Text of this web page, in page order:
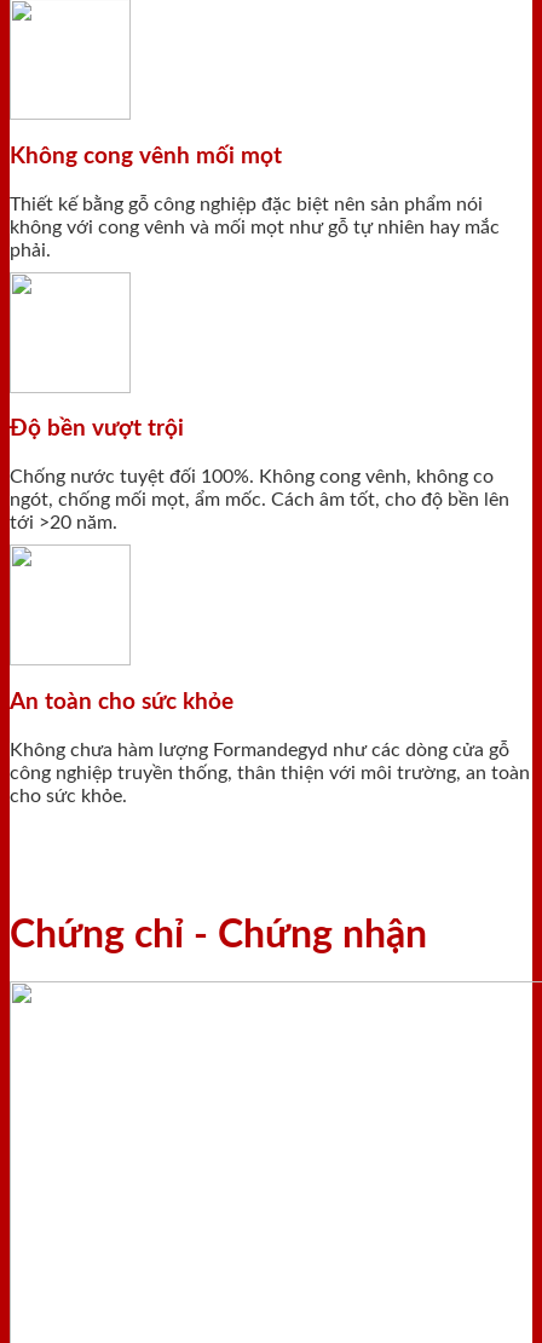
Không cong vênh mối mọt
Thiết kế bằng gỗ công nghiệp đặc biệt nên sản phẩm nói
không với cong vênh và mối mọt như gỗ tự nhiên hay mắc
phải.
Độ bền vượt trội
Chống nước tuyệt đối 100%. Không cong vênh, không co
ngót, chống mối mọt, ẩm mốc. Cách âm tốt, cho độ bền lên
tới >20 năm.
An toàn cho sức khỏe
Không chưa hàm lượng Formandegyd như các dòng cửa gỗ
công nghiệp truyền thống, thân thiện với môi trường, an toàn
cho sức khỏe.
Chứng chỉ - Chứng nhận